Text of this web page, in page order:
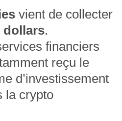
vient de collecter
dollars.
financiers
reçu le
d’investissement
la crypto